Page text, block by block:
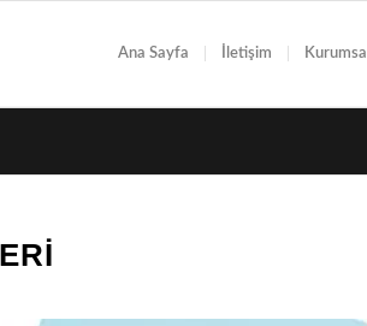
Ana Sayfa İletişim Kurumsal